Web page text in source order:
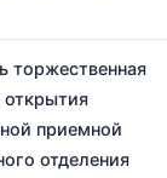
торжественная
приемной
отделения